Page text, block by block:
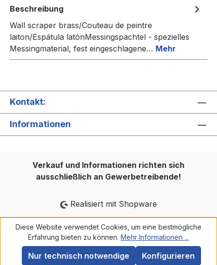
Beschreibung
Wall scraper brass/Couteau de peintre
laiton/Espátula latónMessingspachtel - spezielles
Messingmaterial, fest eingeschlagene… Mehr
Kontakt:
Informationen
Verkauf und Informationen richten sich
ausschließlich an Gewerbetreibende!
Realisiert mit Shopware
Diese Website verwendet Cookies, um eine bestmögliche
Erfahrung bieten zu können. Mehr Informationen ...
Nur technisch notwendige Konfigurieren